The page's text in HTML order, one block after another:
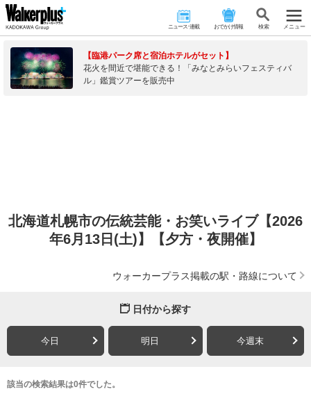
ニュース･連載 おでかけ情報 検 索 メニュー
【臨港パーク席と宿泊ホテルがセット】
花火を間近で堪能できる！「みなとみらいフェスティバ
ル」鑑賞ツアーを販売中
北海道札幌市の伝統芸能・お笑いライブ【2026
年6月13日(土)】【夕方・夜開催】
ウォーカープラス掲載の駅・路線について
日付から探す
今日 明日 今週末
該当の検索結果は0件でした。